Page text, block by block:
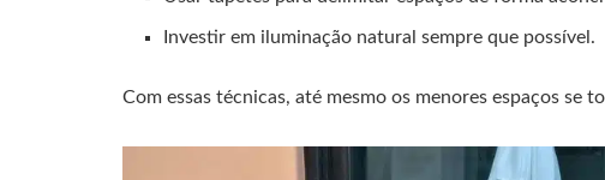
Investir em iluminação natural sempre que possível.
Com essas técnicas, até mesmo os menores espaços se